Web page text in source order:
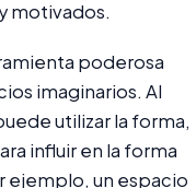
motivados.
poderosa
imaginarios. Al
utilizar la forma,
influir en la forma
ejemplo, un espacio